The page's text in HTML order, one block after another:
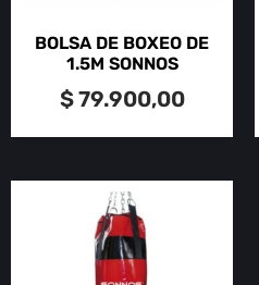
BOLSA DE BOXEO DE
1.5M SONNOS
$79.900,00